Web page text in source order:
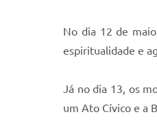
No dia 12 de
espiritualidade e
Já no dia 13, os
um Ato Cívico e a